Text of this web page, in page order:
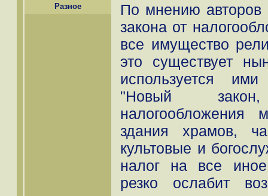
Разное
По мнению авторов
закона от
все имущество
это существует
используется
"Новый
налогообложения
здания храмов,
культовые и
налог на все
резко ослабит